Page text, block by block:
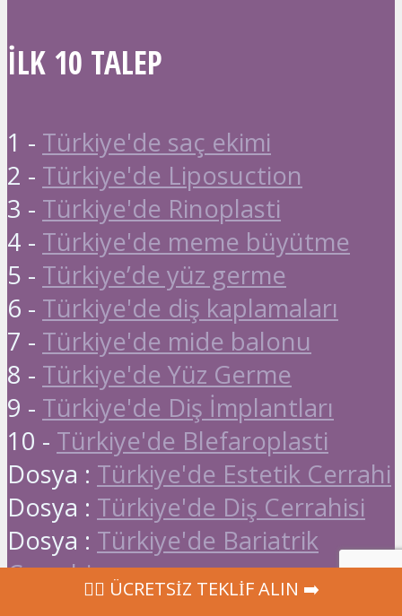
İLK 10 TALEP
1 - Türkiye'de saç ekimi
2 - Türkiye'de Liposuction
3 - Türkiye'de Rinoplasti
4 - Türkiye'de meme büyütme
5 - Türkiye’de yüz germe
6 - Türkiye'de diş kaplamaları
7 - Türkiye'de mide balonu
8 - Türkiye'de Yüz Germe
9 - Türkiye'de Diş İmplantları
10 - Türkiye'de Blefaroplasti
Dosya : Türkiye'de Estetik Cerrahi
Dosya : Türkiye'de Diş Cerrahisi
Dosya : Türkiye'de Bariatrik
Cerrahi
Dosya :Türkiye'de sağlık turizmi
‍👩‍⚕ ÜCRETSİZ TEKLİF ALIN ➡️